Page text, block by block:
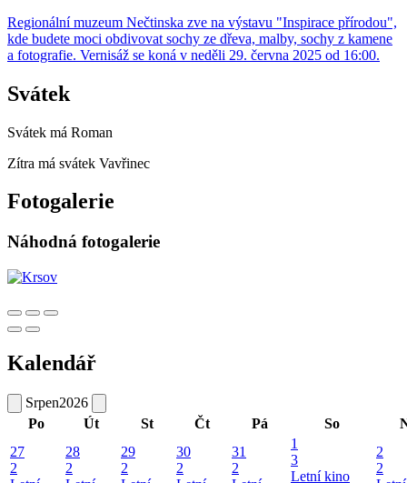
Regionální muzeum Nečtinska zve na výstavu "Inspirace přírodou",
kde budete moci obdivovat sochy ze dřeva, malby, sochy z kamene
a fotografie. Vernisáž se koná v neděli 29. června 2025 od 16:00.
Svátek
Svátek má Roman
Zítra má svátek Vavřinec
Fotogalerie
Náhodná fotogalerie
Kalendář
Srpen2026
Po
Út St Čt Pá So
27
2
28
2
29
2
30
2
31
2
1
3
Letní kino
2
2